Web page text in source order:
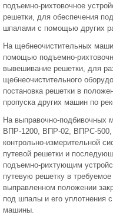
подъемно-рихтовочное
решетки, для обеспечения
шпалами с помощью других
На щебнеочистительных
помощью подъемно-
вывешивание решетки, для
щебнеочистительного
постановка решетки в
пропуска других машин по
На выправочно-
ВПР-1200, ВПР-02, ВПРС-
контрольно-измерительной
путевой решетки и
подъемно-рихтующим
путевую решетку в
выправленном положении
под шпалы и его уплотнения
машины.